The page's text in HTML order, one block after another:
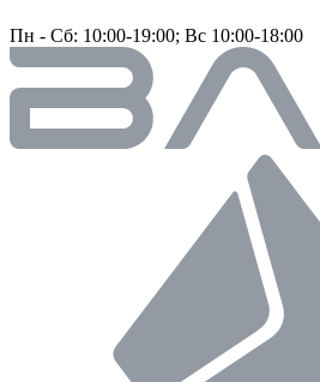
Пн - Сб: 10:00-19:00; Вс 10:00-18:00